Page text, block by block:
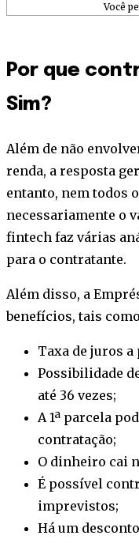
Você
Por que
Sim?
Além de não
renda, a resposta
entanto, nem todos
necessariamente o
fintech faz várias
para o contratante.
Além disso, a
benefícios, tais
Taxa de juros a
Possibilidade
até 36 vezes;
A 1ª parcela
contratação;
O dinheiro cai
É possível
imprevistos;
Há um